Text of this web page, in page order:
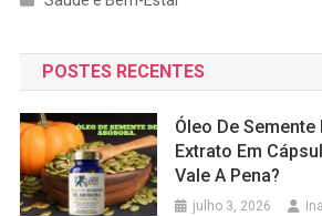
POSTES RECENTES
Óleo De Semente
Extrato Em
Vale A Pena?
julho 3, 2026